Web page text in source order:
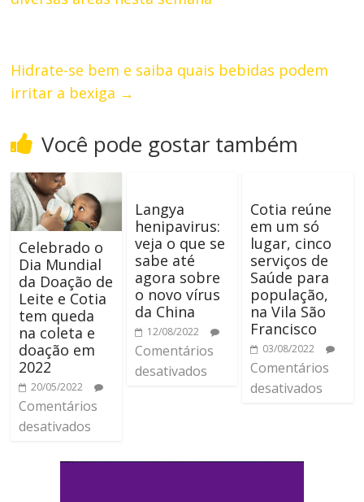
Hidrate-se bem e saiba quais bebidas podem
irritar a bexiga →
Você pode gostar também
Celebrado o
Dia Mundial
da Doação de
Leite e Cotia
tem queda
na coleta e
doação em
2022
20/05/2022
Comentários
desativados
Langya
henipavirus:
veja o que se
sabe até
agora sobre
o novo vírus
da China
12/08/2022
Comentários
desativados
Cotia reúne
em um só
lugar, cinco
serviços de
Saúde para
população,
na Vila São
Francisco
03/08/2022
Comentários
desativados